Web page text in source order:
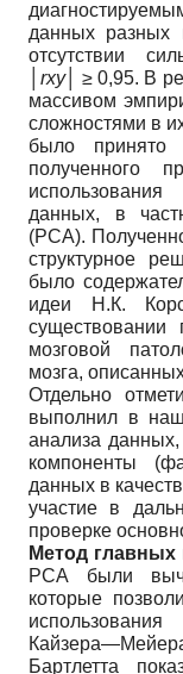
данных разных
отсутствии
rxy│ ≥ 0,95. В
массивом
сложностями в
было принято
полученного
данных, в
(PCA).
структурное
было
идеи Н.К.
существовании
мозговой
мозга,
Отдельно
выполнил в
анализа
компоненты
данных в
участие в
проверке
Метод главных
PCA были
которые
Бартлетта